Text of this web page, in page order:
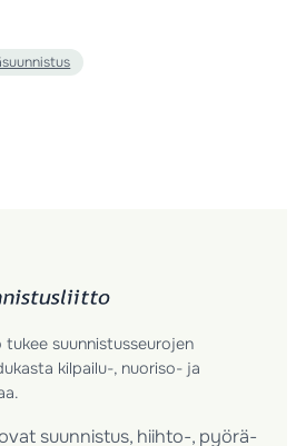
suunnistusseurojen
kilpailu-, nuoriso- ja
suunnistus, hiihto-, pyörä-